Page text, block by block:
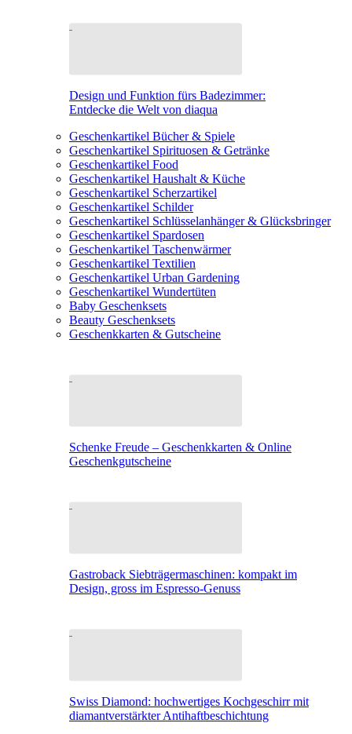
Design und Funktion fürs Badezimmer:
Entdecke die Welt von diaqua
Geschenkartikel Bücher & Spiele
Geschenkartikel Spirituosen & Getränke
Geschenkartikel Food
Geschenkartikel Haushalt & Küche
Geschenkartikel Scherzartikel
Geschenkartikel Schilder
Geschenkartikel Schlüsselanhänger & Glücksbringer
Geschenkartikel Spardosen
Geschenkartikel Taschenwärmer
Geschenkartikel Textilien
Geschenkartikel Urban Gardening
Geschenkartikel Wundertüten
Baby Geschenksets
Beauty Geschenksets
Geschenkkarten & Gutscheine
Schenke Freude – Geschenkkarten & Online
Geschenkgutscheine
Gastroback Siebträgermaschinen: kompakt im
Design, gross im Espresso-Genuss
Swiss Diamond: hochwertiges Kochgeschirr mit
diamantverstärkter Antihaftbeschichtung